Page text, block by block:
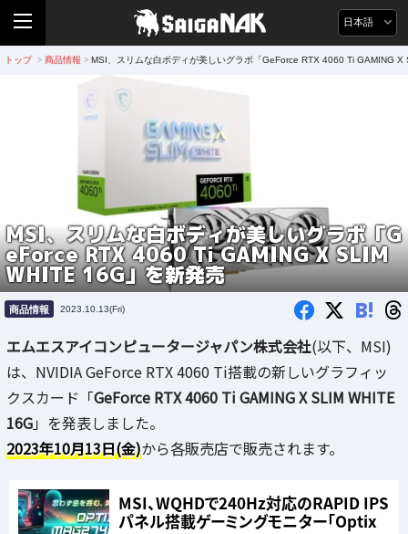
日本語
トップ > 商品情報 > MSI、スリムな白ボディが美しいグラボ「GeForce RTX 4060 Ti GAMING X
MSI、スリムな白ボディが美しいグラボ「G
eForce RTX 4060 Ti GAMING X SLIM
WHITE 16G」を新発売
商品情報 2023.10.13(Fri) B!
エムエスアイコンピュータージャパン株式会社(以下、MSI)
は、NVIDIA GeForce RTX 4060 Ti搭載の新しいグラフィッ
クスカード「GeForce RTX 4060 Ti GAMING X SLIM WHITE
16G」を発表しました。
2023年10月13日(金)から各販売店で販売されます。